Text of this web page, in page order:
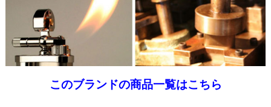
このブランドの商品一覧はこちら